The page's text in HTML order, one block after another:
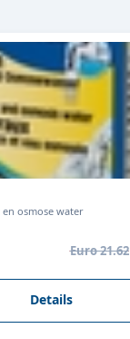
osmose water
Euro 21.62
Details